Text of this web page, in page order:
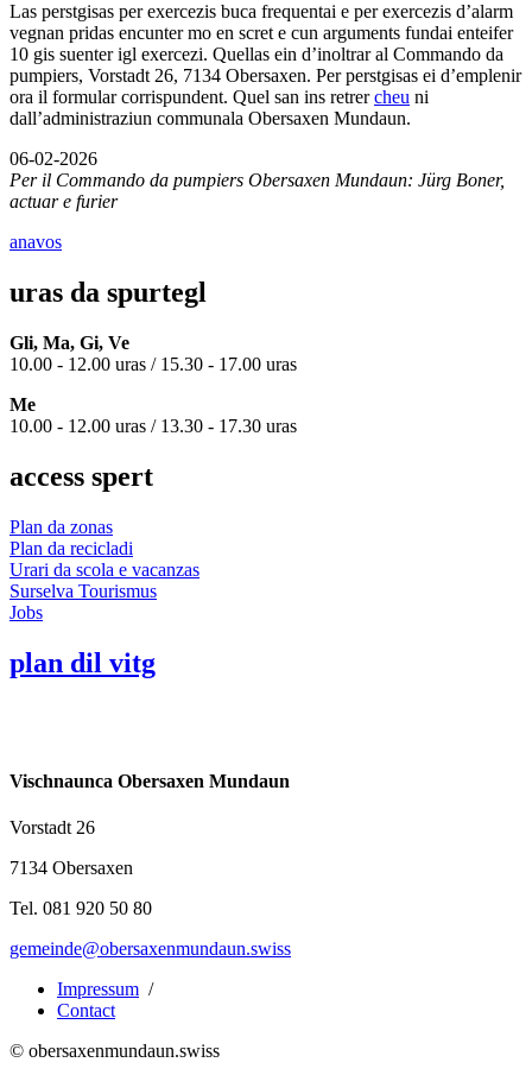
Las perstgisas per exercezis buca frequentai e per exercezis d’alarm
vegnan pridas encunter mo en scret e cun arguments fundai enteifer
10 gis suenter igl exercezi. Quellas ein d’inoltrar al Commando da
pumpiers, Vorstadt 26, 7134 Obersaxen. Per perstgisas ei d’emplenir
ora il formular corrispundent. Quel san ins retrercheu ni
dall’administraziun communala Obersaxen Mundaun.
06-02-2026
Per il Commando da pumpiers Obersaxen Mundaun: Jürg Boner,
actuar e furier
anavos
uras da spurtegl
Gli, Ma, Gi, Ve
10.00 - 12.00 uras / 15.30 - 17.00 uras
Me
10.00 - 12.00 uras / 13.30 - 17.30 uras
access spert
Plan da zonas
Plan da recicladi
Urari da scola e vacanzas
Surselva Tourismus
Jobs
plan dil vitg
Vischnaunca Obersaxen Mundaun
Vorstadt 26
7134 Obersaxen
Tel. 081 920 50 80
gemeinde@obersaxenmundaun.swiss
Impressum /
Contact
© obersaxenmundaun.swiss